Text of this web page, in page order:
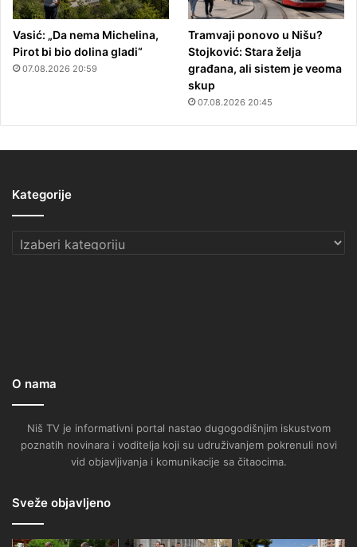
Vasić: „Da nema Michelina,
Pirot bi bio dolina gladi“
07.08.2026 20:59
Tramvaji ponovo u Nišu?
Stojković: Stara želja
građana, ali sistem je veoma
skup
07.08.2026 20:45
Kategorije
Kategorije
O nama
Niš TV je informativni portal nastao dugogodišnjim iskustvom
poznatih novinara i voditelja koji su udruživanjem pokrenuli novi
vid objavljivanja i komunikacije sa čitaocima.
Sveže objavljeno